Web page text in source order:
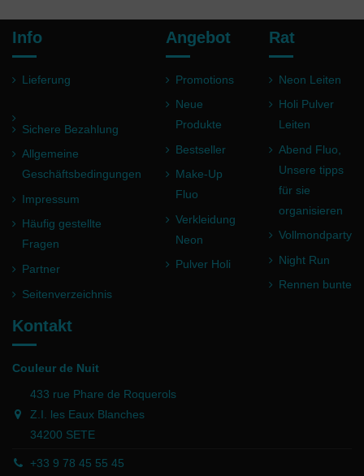
Info
Lieferung
Sichere Bezahlung
Allgemeine
Geschäftsbedingungen
Impressum
Häufig gestellte
Fragen
Partner
Seitenverzeichnis
Angebot
Promotions
Neue
Produkte
Bestseller
Make-Up
Fluo
Verkleidung
Neon
Pulver Holi
Rat
Neon Leiten
Holi Pulver
Leiten
Abend Fluo,
Unsere tipps
für sie
organisieren
Vollmondparty
Night Run
Rennen bunte
Kontakt
Couleur de Nuit
433 rue Phare de Roquerols
Z.I. les Eaux Blanches
34200 SETE
+33 9 78 45 55 45